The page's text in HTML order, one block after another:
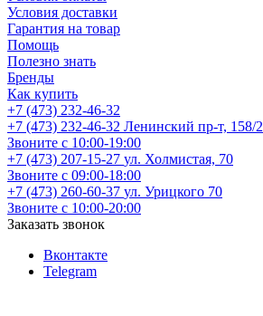
Условия доставки
Гарантия на товар
Помощь
Полезно знать
Бренды
Как купить
+7 (473) 232-46-32
+7 (473) 232-46-32 Ленинский пр-т, 158/2
Звоните с 10:00-19:00
+7 (473) 207-15-27 ул. Холмистая, 70
Звоните с 09:00-18:00
+7 (473) 260-60-37 ул. Урицкого 70
Звоните с 10:00-20:00
Заказать звонок
Вконтакте
Telegram